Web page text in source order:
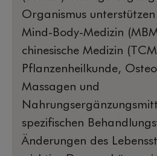
Organismus unterstützen
Mind-Body-Medizin
chinesische Medizin
Pflanzenheilkunde,
Massagen und
spezifischen
Änderungen des